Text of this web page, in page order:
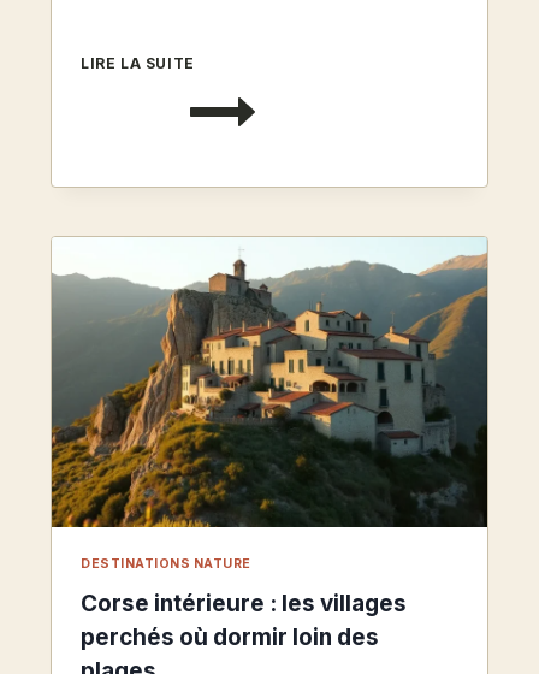
LIRE LA SUITE
HAUT-
SKI
DE
FOND
ET
LA
RANDONNÉE
RAQUETTES
DESTINATIONS NATURE
Corse intérieure : les villages
perchés où dormir loin des